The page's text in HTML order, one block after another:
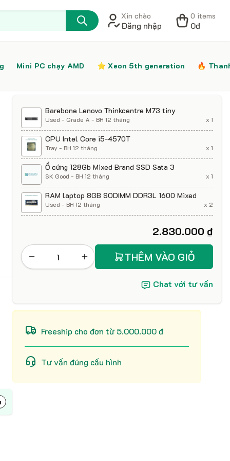
Xin chào
Đăng nhập
0 items
0đ
Mini PC chạy AMD ⭐️ Xeon 5th generation 🔥
Barebone Lenovo Thinkcentre M73 tiny
Used - Grade A - BH 12 tháng x 1
CPU Intel Core i5-4570T
Tray - BH 12 tháng x 1
Ổ cứng 128Gb Mixed Brand SSD Sata 3
SK Good - BH 12 tháng x 1
RAM laptop 8GB SODIMM DDR3L 1600 Mixed
Used - BH 12 tháng x 2
2.830.000 ₫
THÊM VÀO GIỎ
Chat với tư vấn
Freeship cho đơn từ 5.000.000 đ
Tư vấn đúng cấu hình